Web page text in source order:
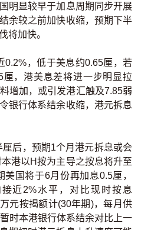
明显较早于加息周期同步开展
余较之前加快收缩，预期下半
将加快。
，低于美息约0.65厘，若
，港美息差将进一步明显拉
增加，或引发港汇触及7.85弱
银行体系结余收缩，港元拆息
后，预期1个月港元拆息或会
港以H按为主导之按息将升至
国将于6月份再加息0.5厘，
近2%水平，对比现时按息
元按揭额计(30年期)，每月供
时本港银行体系结余对比上一